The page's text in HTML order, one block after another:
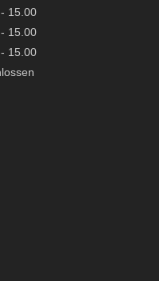
15.00
15.00
15.00